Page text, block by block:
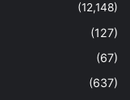
(12,148)
(127)
(67)
(637)